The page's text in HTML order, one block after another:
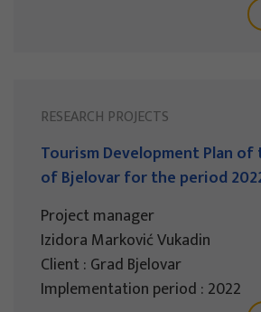
RESEARCH PROJECTS
Tourism Development Plan
of Bjelovar for the period
Project manager
Izidora Marković Vukadin
Client : Grad Bjelovar
Implementation period : 2022